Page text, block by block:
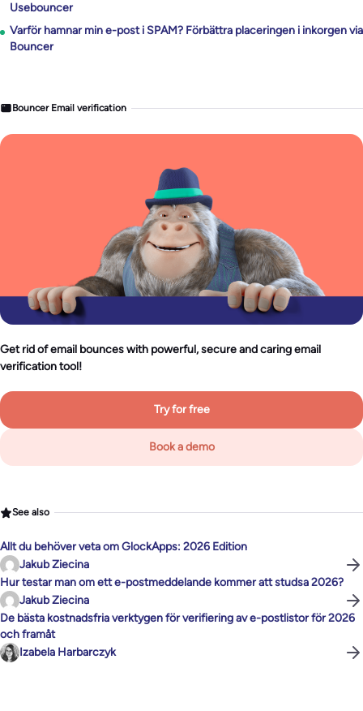
Usebouncer
Varför hamnar min e-post i SPAM? Förbättra placeringen i inkorgen via
Bouncer
Bouncer Email verification
Get rid of email bounces with powerful, secure and caring email
verification tool!
Try for free
Book a demo
See also
Allt du behöver veta om GlockApps: 2026 Edition
Jakub Ziecina
Hur testar man om ett e-postmeddelande kommer att studsa 2026?
Jakub Ziecina
De bästa kostnadsfria verktygen för verifiering av e-postlistor för 2026
och framåt
Izabela Harbarczyk